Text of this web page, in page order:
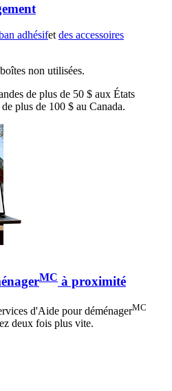
adhésifet des accessoires
non utilisées.
de plus de 50 $ aux États
plus de 100 $ au Canada.
MC à proximité
d'Aide pour déménagerMC
deux fois plus vite.